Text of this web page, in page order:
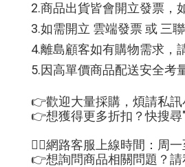
2.商品出貨皆會開立發票，
3.如需開立 雲端發票 或 三
4.離島顧客如有購物需求，
5.因高單價商品配送安全考
👉歡迎大量採購，煩請私訊
👉想獲得更多折扣？快搜
🙋‍♀網路客服上線時間：周
👉想詢問商品相關問題？